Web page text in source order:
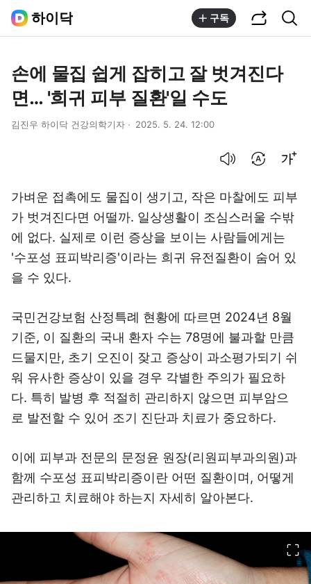
하이닥 구독
손에 물집 쉽게 잡히고 잘 벗겨진다
면… '희귀 피부 질환'일 수도
김진우 하이닥 건강의학기자 2025. 5. 24. 12:00
가벼운 접촉에도 물집이 생기고, 작은 마찰에도 피부
가 벗겨진다면 어떨까. 일상생활이 조심스러울 수밖
에 없다. 실제로 이런 증상을 보이는 사람들에게는
'수포성 표피박리증'이라는 희귀 유전질환이 숨어 있
을 수 있다.
국민건강보험 산정특례 현황에 따르면 2024년 8월
기준, 이 질환의 국내 환자 수는 78명에 불과할 만큼
드물지만, 초기 오진이 잦고 증상이 과소평가되기 쉬
워 유사한 증상이 있을 경우 각별한 주의가 필요하
다. 특히 발병 후 적절히 관리하지 않으면 피부암으
로 발전할 수 있어 조기 진단과 치료가 중요하다.
이에 피부과 전문의 문정윤 원장(리원피부과의원)과
함께 수포성 표피박리증이란 어떤 질환이며, 어떻게
관리하고 치료해야 하는지 자세히 알아본다.